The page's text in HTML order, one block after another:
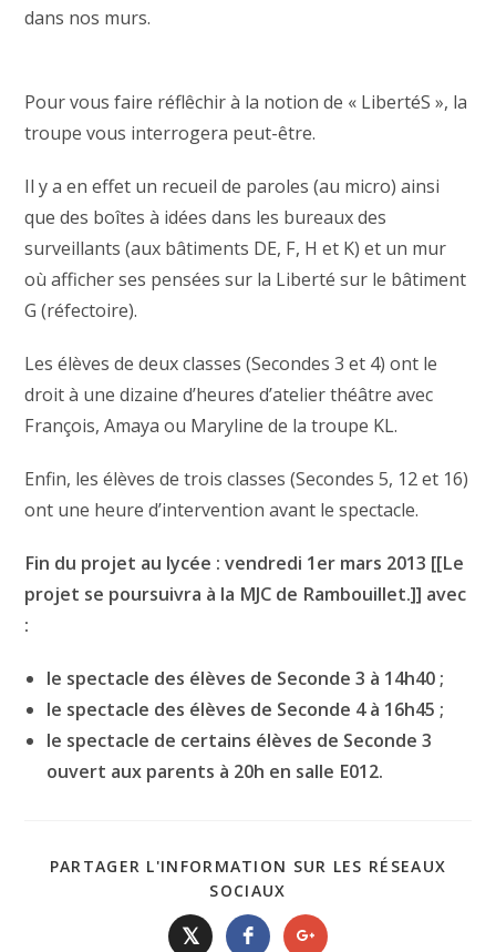
dans nos murs.
Pour vous faire réflêchir à la notion de « LibertéS », la
troupe vous interrogera peut-être.
Il y a en effet un recueil de paroles (au micro) ainsi
que des boîtes à idées dans les bureaux des
surveillants (aux bâtiments DE, F, H et K) et un mur
où afficher ses pensées sur la Liberté sur le bâtiment
G (réfectoire).
Les élèves de deux classes (Secondes 3 et 4) ont le
droit à une dizaine d’heures d’atelier théâtre avec
François, Amaya ou Maryline de la troupe KL.
Enfin, les élèves de trois classes (Secondes 5, 12 et 16)
ont une heure d’intervention avant le spectacle.
Fin du projet au lycée : vendredi 1er mars 2013 [[Le
projet se poursuivra à la MJC de Rambouillet.]] avec
:
le spectacle des élèves de Seconde 3 à 14h40 ;
le spectacle des élèves de Seconde 4 à 16h45 ;
le spectacle de certains élèves de Seconde 3
ouvert aux parents à 20h en salle E012.
PARTAGER L'INFORMATION SUR LES RÉSEAUX
SOCIAUX
𝕏